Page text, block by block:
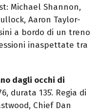
Michael Shannon,
Aaron Taylor-
a bordo di un treno
inaspettate tra
dagli occhi di
durata 135’. Regia di
Chief Dan